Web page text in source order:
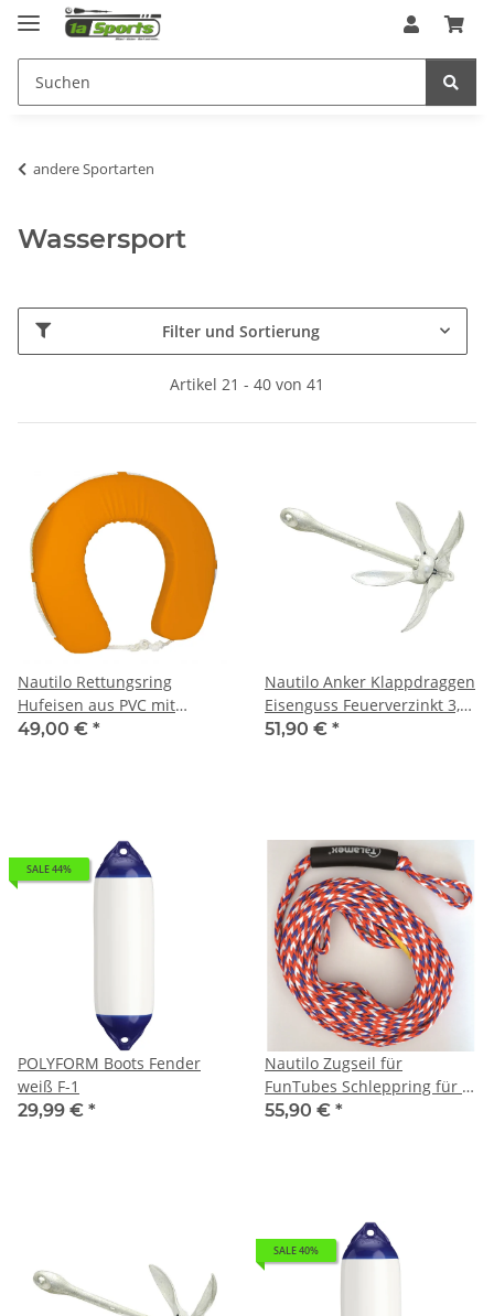
andere Sportarten
Wassersport
Filter und Sortierung
Artikel 21 - 40 von 41
Nautilo Rettungsring
Hufeisen aus PVC mit
Reißverschluss
49,00 € *
Nautilo Anker Klappdraggen
Eisenguss Feuerverzinkt 3,2
kg
51,90 € *
SALE 44%
POLYFORM Boots Fender
weiß F-1
29,99 € *
Nautilo Zugseil für
FunTubes Schleppring für 3-
4 Personen - 16,7 m lang
55,90 € *
SALE 40%